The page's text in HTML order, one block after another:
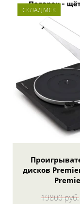
СКЛАД МСК
дисков
19800 руб.